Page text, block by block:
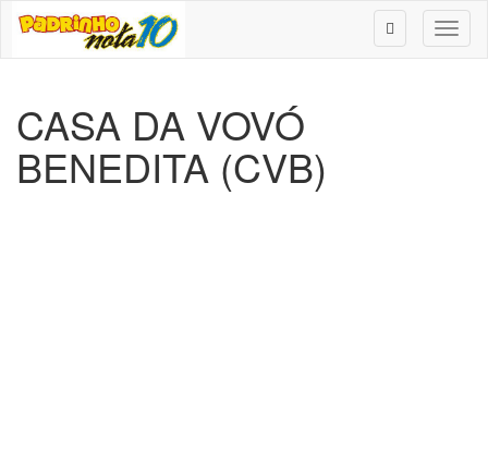
CASA DA VOVÓ
BENEDITA (CVB)